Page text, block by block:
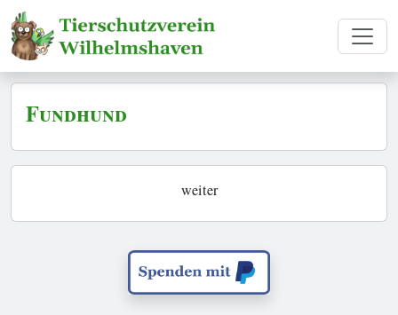
Fundhund
weiter